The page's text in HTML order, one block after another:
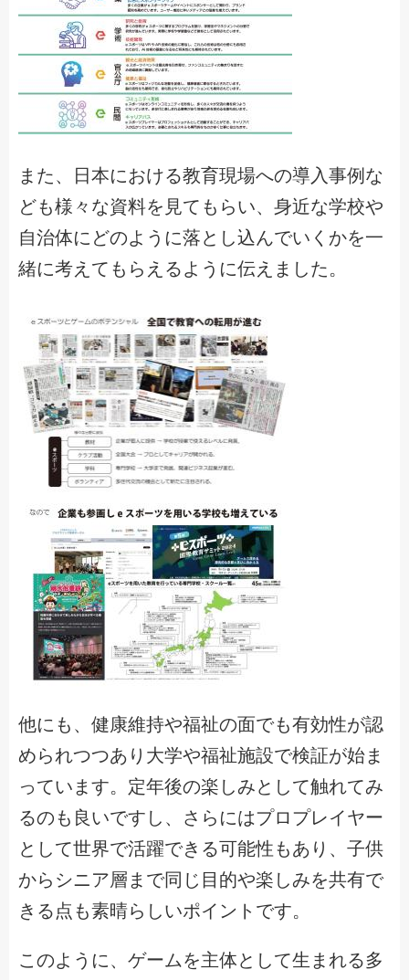
また、日本における教育現場への導入事例な
ども様々な資料を見てもらい、身近な学校や
自治体にどのように落とし込んでいくかを一
緒に考えてもらえるように伝えました。
他にも、健康維持や福祉の面でも有効性が認
められつつあり大学や福祉施設で検証が始ま
っています。定年後の楽しみとして触れてみ
るのも良いですし、さらにはプロプレイヤー
として世界で活躍できる可能性もあり、子供
からシニア層まで同じ目的や楽しみを共有で
きる点も素晴らしいポイントです。
このように、ゲームを主体として生まれる多